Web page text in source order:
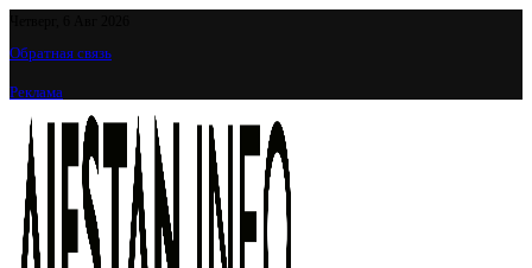
Обратная связь
Реклама